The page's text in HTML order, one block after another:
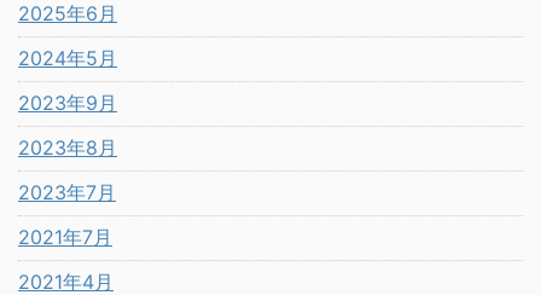
2025年6月
2024年5月
2023年9月
2023年8月
2023年7月
2021年7月
2021年4月